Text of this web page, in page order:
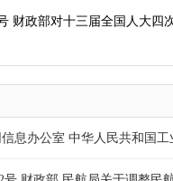
财政部对十三届全国人大四
信息办公室 中华人民共和国